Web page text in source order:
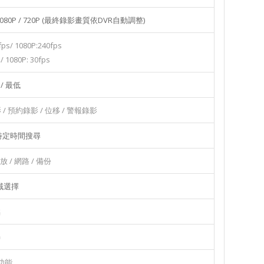
/ 720P (最終錄影畫質依DVR自動調整)
1080P:240fps
1080P: 30fps
最低
預約錄影 / 位移 / 警報錄影
定時間搜尋
/ 網路 / 備份
選擇